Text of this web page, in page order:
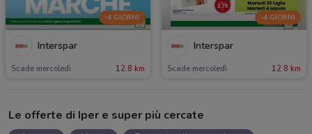
-4 GIORNI
Interspar
Scade mercoledì 12.8 km
-4 GIORNI
Interspar
Scade mercoledì 12.8 km
Le offerte di Iper e super più cercate